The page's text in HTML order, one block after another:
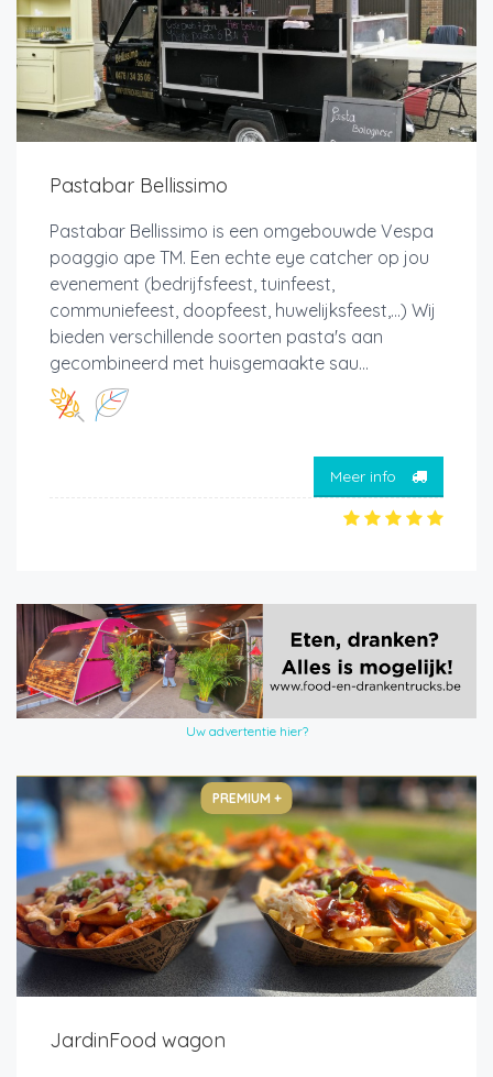
Pastabar Bellissimo
Pastabar Bellissimo is een omgebouwde Vespa
poaggio ape TM. Een echte eye catcher op jou
evenement (bedrijfsfeest, tuinfeest,
communiefeest, doopfeest, huwelijksfeest,...) Wij
bieden verschillende soorten pasta's aan
gecombineerd met huisgemaakte sau...
Meer info
Uw advertentie hier?
PREMIUM +
JardinFood wagon